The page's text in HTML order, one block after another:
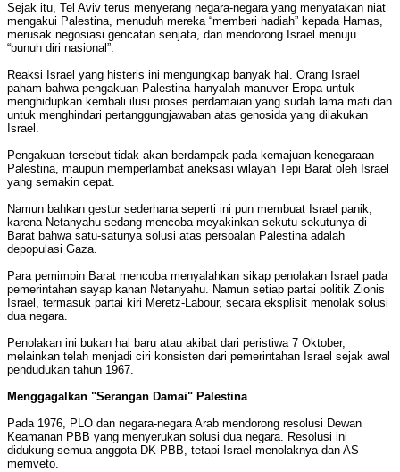
Sejak itu, Tel Aviv terus menyerang negara-negara yang menyatakan niat
mengakui Palestina, menuduh mereka “memberi hadiah” kepada Hamas,
merusak negosiasi gencatan senjata, dan mendorong Israel menuju
“bunuh diri nasional”.
Reaksi Israel yang histeris ini mengungkap banyak hal. Orang Israel
paham bahwa pengakuan Palestina hanyalah manuver Eropa untuk
menghidupkan kembali ilusi proses perdamaian yang sudah lama mati dan
untuk menghindari pertanggungjawaban atas genosida yang dilakukan
Israel.
Pengakuan tersebut tidak akan berdampak pada kemajuan kenegaraan
Palestina, maupun memperlambat aneksasi wilayah Tepi Barat oleh Israel
yang semakin cepat.
Namun bahkan gestur sederhana seperti ini pun membuat Israel panik,
karena Netanyahu sedang mencoba meyakinkan sekutu-sekutunya di
Barat bahwa satu-satunya solusi atas persoalan Palestina adalah
depopulasi Gaza.
Para pemimpin Barat mencoba menyalahkan sikap penolakan Israel pada
pemerintahan sayap kanan Netanyahu. Namun setiap partai politik Zionis
Israel, termasuk partai kiri Meretz-Labour, secara eksplisit menolak solusi
dua negara.
Penolakan ini bukan hal baru atau akibat dari peristiwa 7 Oktober,
melainkan telah menjadi ciri konsisten dari pemerintahan Israel sejak awal
pendudukan tahun 1967.
Menggagalkan "Serangan Damai" Palestina
Pada 1976, PLO dan negara-negara Arab mendorong resolusi Dewan
Keamanan PBB yang menyerukan solusi dua negara. Resolusi ini
didukung semua anggota DK PBB, tetapi Israel menolaknya dan AS
memveto.